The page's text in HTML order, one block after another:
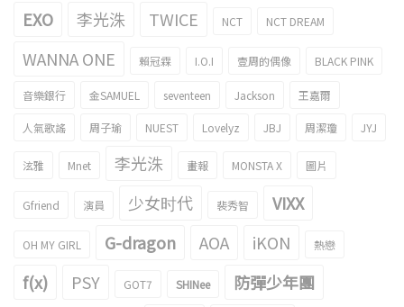
EXO 李光洙 TWICE NCT NCT DREAM
WANNA ONE 賴冠霖 I.O.I 壹周的偶像 BLACK PINK
音樂銀行 金SAMUEL seventeen Jackson 王嘉爾
人氣歌謠 周子瑜 NUEST Lovelyz JBJ 周潔瓊 JYJ
泫雅 Mnet 李光洙 畫報 MONSTA X 圖片
Gfriend 演員 少女时代 裴秀智 VIXX
OH MY GIRL G-dragon AOA iKON 熱戀
f(x) PSY GOT7 SHINee 防彈少年團